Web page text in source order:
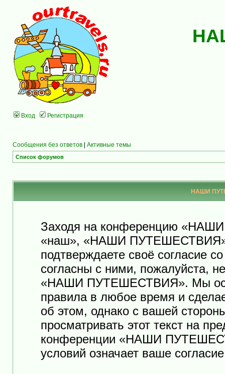
Вход Регистрация
Сообщения без ответов | Активные темы
Список форумов
НАШИ
Заходя на конференцию
«наш», «НАШИ ПУТЕШЕСТВИЯ»,
подтверждаете своё согласие
согласны с ними, пожалуйста,
«НАШИ ПУТЕШЕСТВИЯ». Мы
правила в любое время и
об этом, однако с вашей
просматривать этот текст на
конференции «НАШИ
условий означает ваше